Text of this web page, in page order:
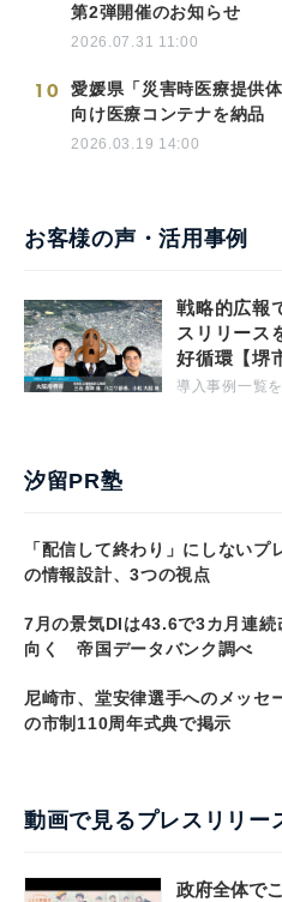
第2弾開催のお知らせ
2026.07.31 11:00
10
愛媛県「災害時医療提供体
向け医療コンテナを納品
2026.03.19 14:00
お客様の声・活用事例
戦略的広報
スリリース
好循環【堺
導入事例一覧
汐留PR塾
「配信して終わり」にしない
の情報設計、3つの視点
7月の景気DIは43.6で3カ月連
向く 帝国データバンク調べ
尼崎市、堂安律選手へのメッ
の市制110周年式典で掲示
動画で見るプレスリリー
政府全体で